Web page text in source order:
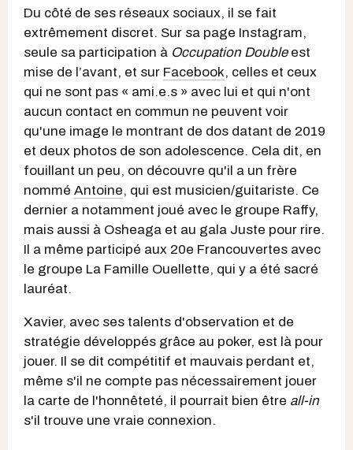
Du côté de ses réseaux sociaux, il se fait
extrêmement discret. Sur sa page Instagram,
seule sa participation à Occupation Doubleest
mise de l’avant, et sur Facebook, celles et ceux
qui ne sont pas « ami.e.s » avec lui et qui n'ont
aucun contact en commun ne peuvent voir
qu'une image le montrant de dos datant de 2019
et deux photos de son adolescence. Cela dit, en
fouillant un peu, on découvre qu'il a un frère
nommé Antoine, qui est musicien/guitariste. Ce
dernier a notamment joué avec le groupe Raffy,
mais aussi à Osheaga et au gala Juste pour rire.
Il a même participé aux 20e Francouvertes avec
le groupe La Famille Ouellette, qui y a été sacré
lauréat.
Xavier, avec ses talents d'observation et de
stratégie développés grâce au poker, est là pour
jouer. Il se dit compétitif et mauvais perdant et,
même s'il ne compte pas nécessairement jouer
la carte de l'honnêteté, il pourrait bien être all-in
s'il trouve une vraie connexion.